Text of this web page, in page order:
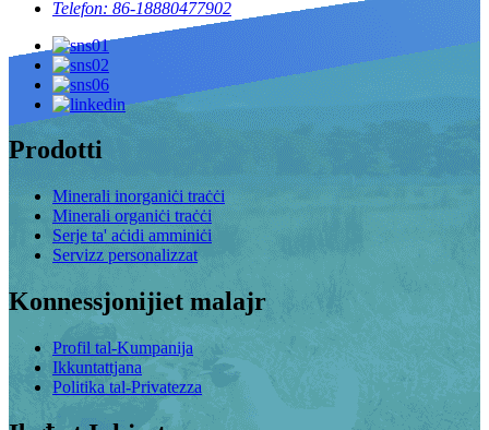
Telefon: 86-18880477902
Prodotti
Minerali inorganiċi traċċi
Minerali organiċi traċċi
Serje ta' aċidi amminiċi
Servizz personalizzat
Konnessjonijiet malajr
Profil tal-Kumpanija
Ikkuntattjana
Politika tal-Privatezza